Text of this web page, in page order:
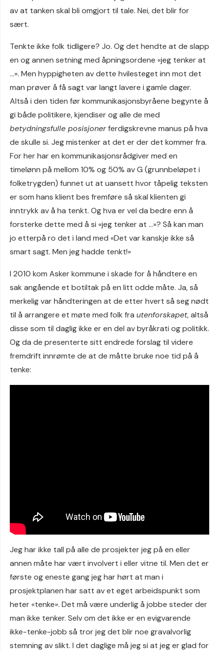
av at tanken skal bli omgjort til tale. Nei, det blir for
sært.
Tenkte ikke folk tidligere? Jo. Og det hendte at de slapp
en og annen setning med åpningsordene «jeg tenker at
…». Men hyppigheten av dette hvilesteget inn mot det
man prøver å få sagt var langt lavere i gamle dager.
Altså i den tiden før kommunikasjonsbyråene begynte å
gi både politikere, kjendiser og alle de med
betydningsfulle posisjonerferdigskrevne manus på hva
de skulle si. Jeg mistenker at det er der det kommer fra.
For her har en kommunikasjonsrådgiver med en
timelønn på mellom 10% og 50% av G (grunnbeløpet i
folketrygden) funnet ut at uansett hvor tåpelig teksten
er som hans klient bes fremføre så skal klienten gi
inntrykk av å ha tenkt. Og hva er vel da bedre enn å
forsterke dette med å si «jeg tenker at …»? Så kan man
jo etterpå ro det i land med «Det var kanskje ikke så
smart sagt. Men jeg hadde tenkt!»
I 2010 kom Asker kommune i skade for å håndtere en
sak angående et botiltak på en litt odde måte. Ja, så
merkelig var håndteringen at de etter hvert så seg nødt
til å arrangere et møte med folk fra utenforskapet, altså
disse som til daglig ikke er en del av byråkrati og politikk.
Og da de presenterte sitt endrede forslag til videre
fremdrift innrømte de at de måtte bruke noe tid på å
tenke:
Jeg har ikke tall på alle de prosjekter jeg på en eller
annen måte har vært involvert i eller vitne til. Men det er
første og eneste gang jeg har hørt at man i
prosjektplanen har satt av et eget arbeidspunkt som
heter «tenke». Det må være underlig å jobbe steder der
man ikke tenker. Selv om det ikke er en evigvarende
ikke-tenke-jobb så tror jeg det blir noe gravalvorlig
stemning av slikt. I det daglige må jeg si at jeg er glad for